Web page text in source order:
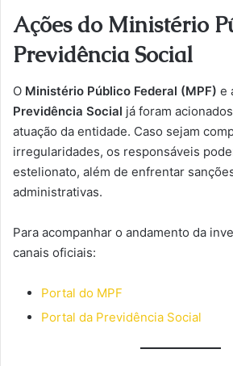
Ações do Ministério
Previdência Social
O Ministério Público Federal (MPF) e
Previdência Social já foram
atuação da entidade. Caso sejam
irregularidades, os responsáveis
estelionato, além de enfrentar
administrativas.
Para acompanhar o andamento da
canais oficiais:
Portal do MPF
Portal da Previdência Social